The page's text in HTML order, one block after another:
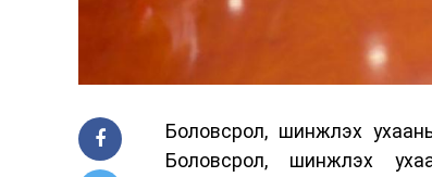
Боловсрол, шинжлэх
Боловсрол, шинжлэх